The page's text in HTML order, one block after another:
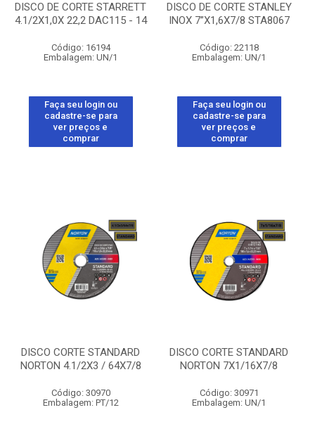
DISCO DE CORTE STARRETT
4.1/2X1,0X 22,2 DAC115 - 14
Código: 16194
Embalagem: UN/1
Faça seu login ou
cadastre-se para
ver preços e
comprar
DISCO DE CORTE STANLEY
INOX 7”X1,6X7/8 STA8067
Código: 22118
Embalagem: UN/1
Faça seu login ou
cadastre-se para
ver preços e
comprar
DISCO CORTE STANDARD
NORTON 4.1/2X3 / 64X7/8
Código: 30970
Embalagem: PT/12
DISCO CORTE STANDARD
NORTON 7X1/16X7/8
Código: 30971
Embalagem: UN/1